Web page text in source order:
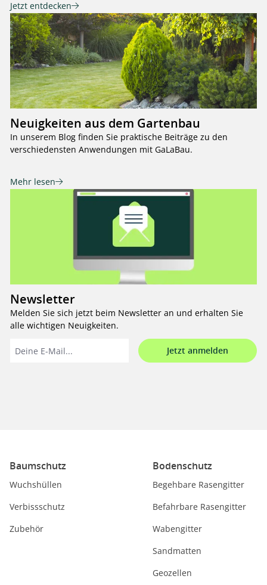
Jetzt entdecken
Neuigkeiten aus dem Gartenbau
In unserem Blog finden Sie praktische Beiträge zu den
verschiedensten Anwendungen mit GaLaBau.
Mehr lesen
Newsletter
Melden Sie sich jetzt beim Newsletter an und erhalten Sie
alle wichtigen Neuigkeiten.
Jetzt anmelden
Baumschutz
Wuchshüllen
Verbissschutz
Zubehör
Bodenschutz
Begehbare Rasengitter
Befahrbare Rasengitter
Wabengitter
Sandmatten
Geozellen